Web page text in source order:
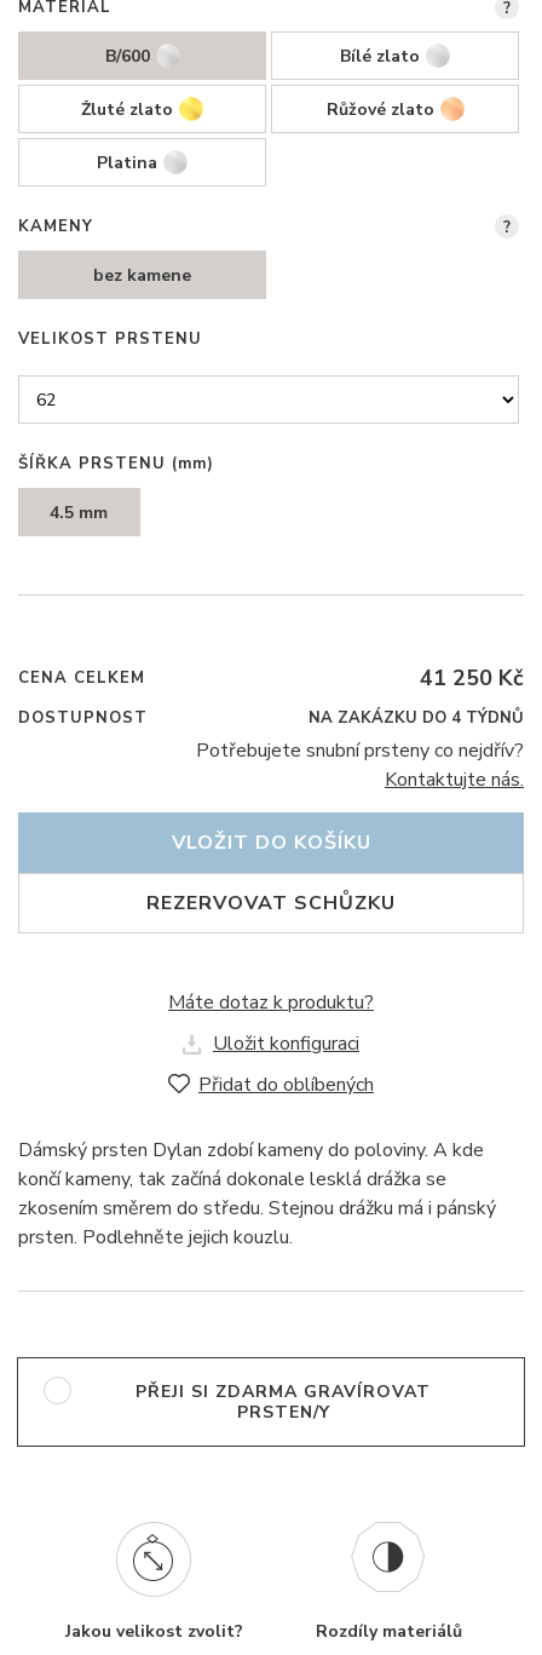
MATERIÁL
B/600 Bílé zlato
Žluté zlato Růžové zlato
Platina
?
KAMENY
bez kamene
?
VELIKOST PRSTENU
ŠÍŘKA PRSTENU (mm)
4.5 mm
CENA CELKEM 41 250 Kč
DOSTUPNOST NA ZAKÁZKU DO 4 TÝDNŮ
Potřebujete snubní prsteny co nejdřív?
Kontaktujte nás.
REZERVOVAT SCHŮZKU
VLOŽIT DO KOŠÍKU
Máte dotaz k produktu?
Uložit konfiguraci
Přidat do oblíbených
Dámský prsten Dylan zdobí kameny do poloviny. A kde
končí kameny, tak začíná dokonale lesklá drážka se
zkosením směrem do středu. Stejnou drážku má i pánský
prsten. Podlehněte jejich kouzlu.
PŘEJI SI ZDARMA GRAVÍROVAT
PRSTEN/Y
Jakou velikost zvolit? Rozdíly materiálů